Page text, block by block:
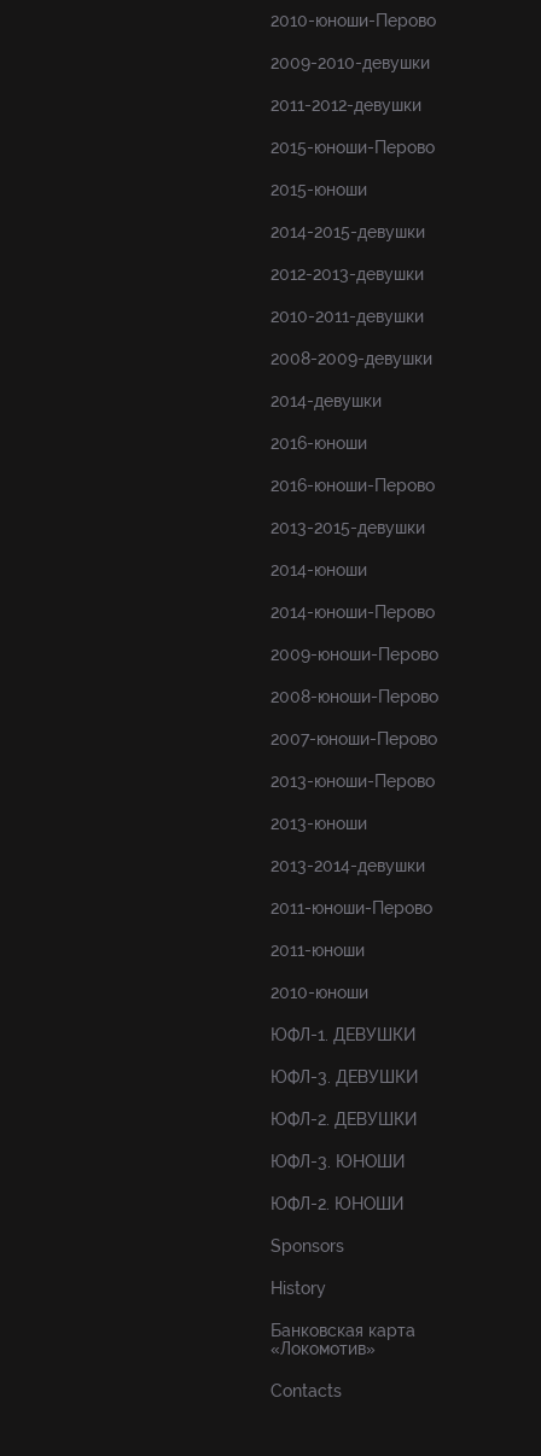
2010-юноши-Перово
2009-2010-девушки
2011-2012-девушки
2015-юноши-Перово
2015-юноши
2014-2015-девушки
2012-2013-девушки
2010-2011-девушки
2008-2009-девушки
2014-девушки
2016-юноши
2016-юноши-Перово
2013-2015-девушки
2014-юноши
2014-юноши-Перово
2009-юноши-Перово
2008-юноши-Перово
2007-юноши-Перово
2013-юноши-Перово
2013-юноши
2013-2014-девушки
2011-юноши-Перово
2011-юноши
2010-юноши
ЮФЛ-1. ДЕВУШКИ
ЮФЛ-3. ДЕВУШКИ
ЮФЛ-2. ДЕВУШКИ
ЮФЛ-3. ЮНОШИ
ЮФЛ-2. ЮНОШИ
Sponsors
History
Банковская карта
«Локомотив»
Contacts